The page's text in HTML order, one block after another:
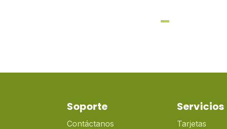
Soporte
Contáctanos
Servicios
Tarjetas